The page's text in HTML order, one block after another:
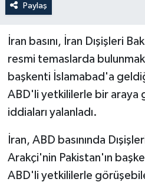
Paylaş
İran basını, İran Dışişleri
resmi temaslarda
başkenti İslamabad'a
ABD'li yetkililerle bir araya
iddiaları yalanladı.
İran, ABD basınında
Arakçi'nin Pakistan'ın
ABD'li yetkililerle